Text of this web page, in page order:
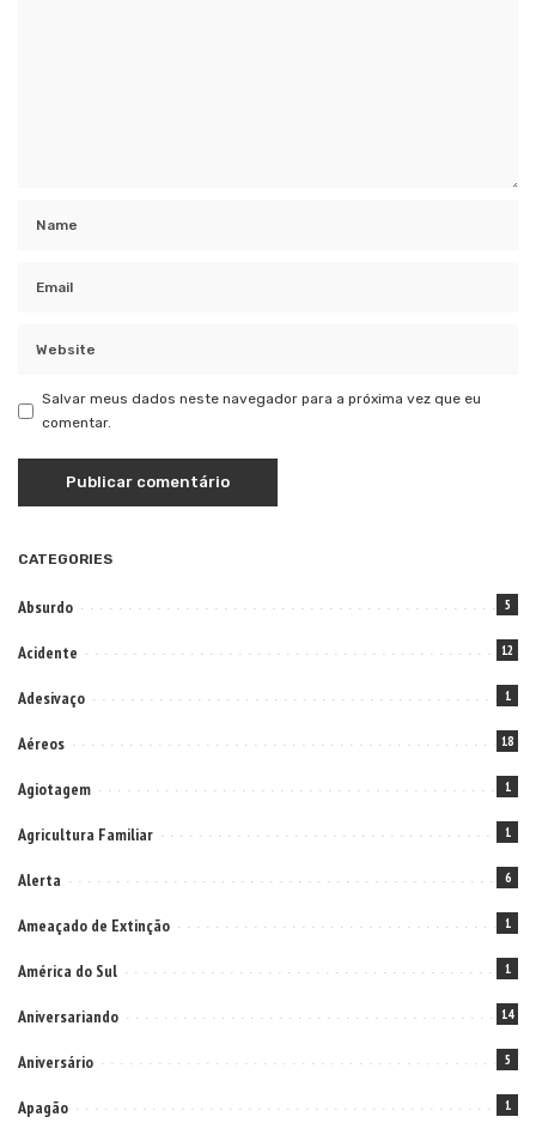
Salvar meus dados neste navegador para a próxima vez que eu
comentar.
CATEGORIES
Absurdo 5
Acidente 12
Adesivaço 1
Aéreos 18
Agiotagem 1
Agricultura Familiar 1
Alerta 6
Ameaçado de Extinção 1
América do Sul 1
Aniversariando 14
Aniversário 5
Apagão 1